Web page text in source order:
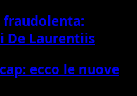
fraudolenta:
De Laurentiis
ecco le nuove